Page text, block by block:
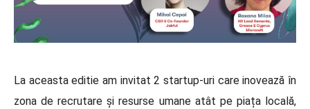
La aceasta editie am invitat 2 startup-uri care inovează în
zona de recrutare și resurse umane atât pe piața locală,